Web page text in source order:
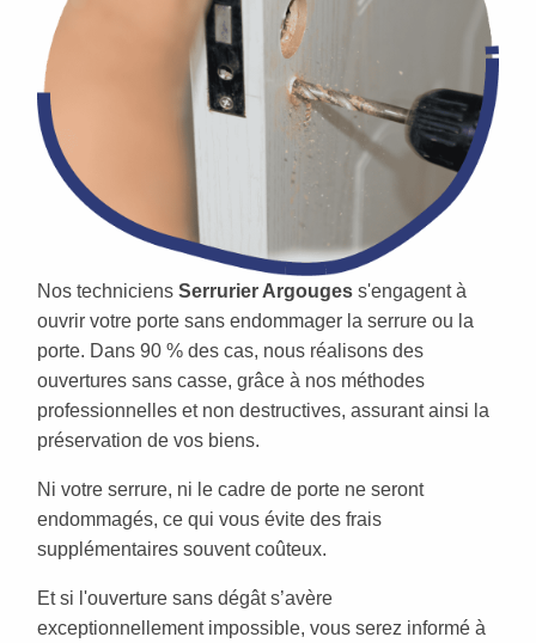
Nos techniciens Serrurier Argouges s'engagent à
ouvrir votre porte sans endommager la serrure ou la
porte. Dans 90 % des cas, nous réalisons des
ouvertures sans casse, grâce à nos méthodes
professionnelles et non destructives, assurant ainsi la
préservation de vos biens.
Ni votre serrure, ni le cadre de porte ne seront
endommagés, ce qui vous évite des frais
supplémentaires souvent coûteux.
Et si l'ouverture sans dégât s’avère
exceptionnellement impossible, vous serez informé à